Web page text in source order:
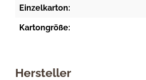
Einzelkarton:
Kartongröße:
Hersteller